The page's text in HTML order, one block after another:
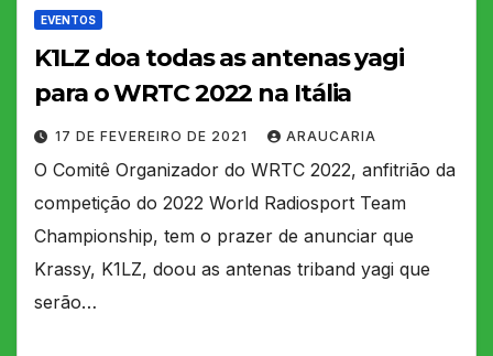
EVENTOS
K1LZ doa todas as antenas yagi
para o WRTC 2022 na Itália
17 DE FEVEREIRO DE 2021 ARAUCARIA
O Comitê Organizador do WRTC 2022, anfitrião da
competição do 2022 World Radiosport Team
Championship, tem o prazer de anunciar que
Krassy, K1LZ, doou as antenas triband yagi que
serão…